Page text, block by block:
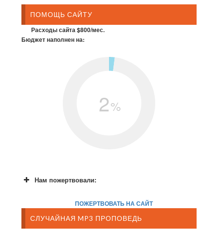
ПОМОЩЬ САЙТУ
Расходы сайта $800/мес.
Бюджет наполнен на:
2%
Нам пожертвовали:
ПОЖЕРТВОВАТЬ НА САЙТ
СЛУЧАЙНАЯ MP3 ПРОПОВЕДЬ